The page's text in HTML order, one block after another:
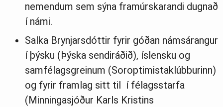
nemendum sem sýna framúrskarandi dugnað
í námi.
Salka Brynjarsdóttir fyrir góðan námsárangur
í þýsku (Þýska sendiráðið), íslensku og
samfélagsgreinum (Soroptimistaklúbburinn)
og fyrir framlag sitt til í félagsstarfa
(Minningasjóður Karls Kristins